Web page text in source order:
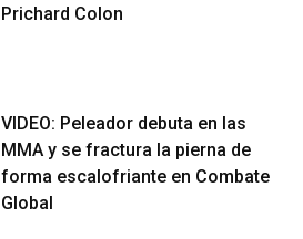
Prichard Colon
VIDEO: Peleador debuta en las
MMA y se fractura la pierna de
forma escalofriante en Combate
Global